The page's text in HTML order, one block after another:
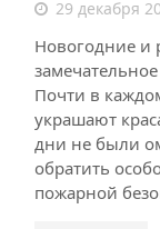
29 декабря
Новогодние и
Почти в
украшают
дни не были
обратить
пожарной